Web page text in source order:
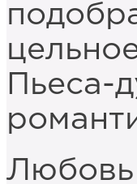
Любовь